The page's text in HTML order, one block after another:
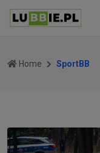
Home SportBB